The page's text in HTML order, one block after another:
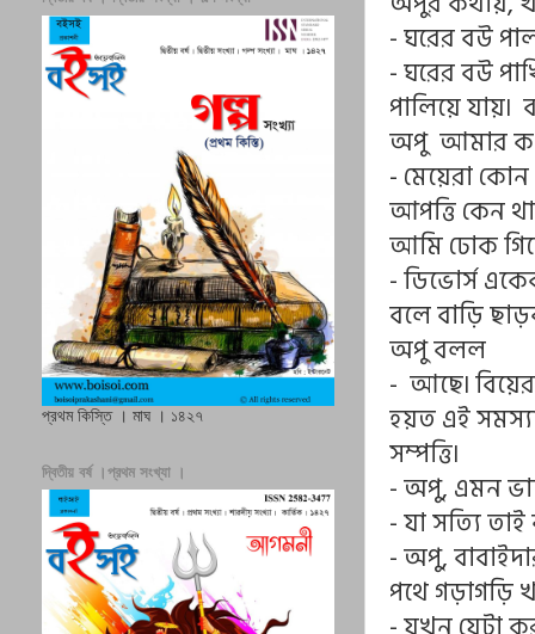
- ঘরের বউ
- ঘরের বউ
পালিয়ে যায়৷
অপু আমার
- মেয়েরা
আপত্তি কেন
আমি ঢোক
- ডিভোর্স
বলে বাড়ি
অপু বলল
- আছে৷ বিয়ের
হয়ত এই
সম্পত্তি৷
- অপু, এমন
- যা সত্যি
- অপু,
পথে গড়াগড়ি
প্রথম কিস্তি । মাঘ । ১৪২৭
দ্বিতীয় বর্ষ ।প্রথম সংখ্যা ।